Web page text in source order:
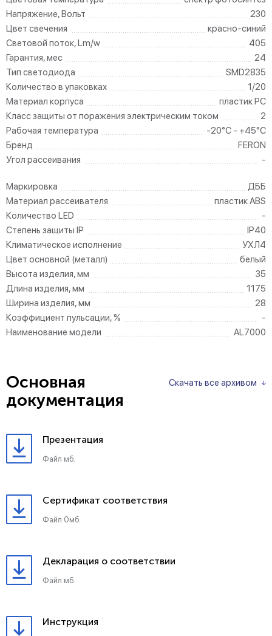
Напряжение, Вольт
230
Цвет свечения
красно-синий
Световой поток, Lm/w
405
Гарантия, мес
24
Тип светодиода
SMD2835
Количество в упаковках
1/20
Материал корпуса
пластик PC
Класс защиты от поражения электрическим током
2
Рабочая температура
-20°C - +45°C
Бренд
FERON
Угол рассеивания
-
Маркировка
ДББ
Материал рассеивателя
пластик ABS
Количество LED
-
Степень защиты IP
IP40
Климатическое исполнение
УХЛ4
Цвет основной (металл)
белый
Высота изделия, мм
35
Длина изделия, мм
1175
Ширина изделия, мм
28
Коэффициент пульсации, %
-
Наименование модели
AL7000
Скачать все архивом
Основная
документация
Презентация
Файл мб.
Сертификат соответствия
Файл 0мб.
Декларация о соответствии
Файл мб.
Инструкция